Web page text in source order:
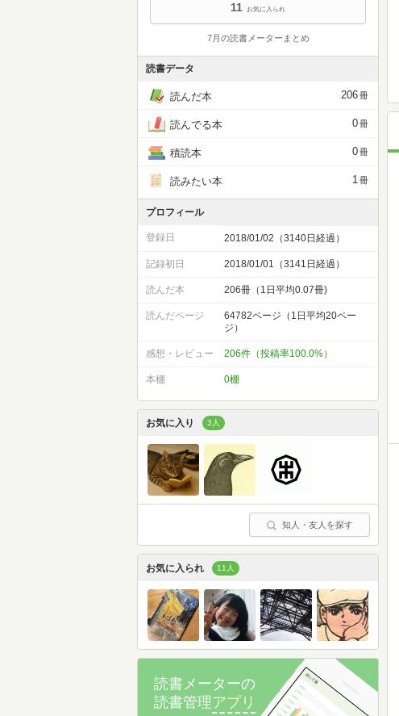
11 お気に入られ
7月の読書メーターまとめ
読書データ
読んだ本 206冊
読んでる本 0冊
積読本 0冊
読みたい本 1冊
プロフィール
登録日 2018/01/02（3140日経過）
記録初日 2018/01/01（3141日経過）
読んだ本 206冊（1日平均0.07冊)
読んだページ
64782ページ（1日平均20ペー
ジ）
感想・レビュー 206件（投稿率100.0%）
本棚 0棚
お気に入り 3人
知人・友人を探す
お気に入られ 11人
読書メーターの
読書管理アプリ